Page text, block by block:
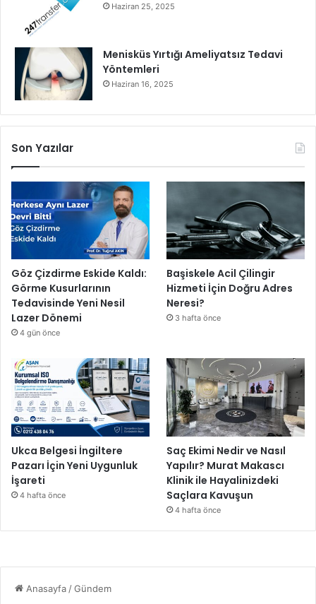
v
o
r
Haziran 25, 2025
Menisküs Yırtığı Ameliyatsız Tedavi
Yöntemleri
Haziran 16, 2025
Son Yazılar
Göz Çizdirme Eskide Kaldı:
Görme Kusurlarının
Tedavisinde Yeni Nesil
Lazer Dönemi
4 gün önce
Başiskele Acil Çilingir
Hizmeti İçin Doğru Adres
Neresi?
3 hafta önce
Ukca Belgesi İngiltere
Pazarı İçin Yeni Uygunluk
İşareti
4 hafta önce
Saç Ekimi Nedir ve Nasıl
Yapılır? Murat Makascı
Klinik ile Hayalinizdeki
Saçlara Kavuşun
4 hafta önce